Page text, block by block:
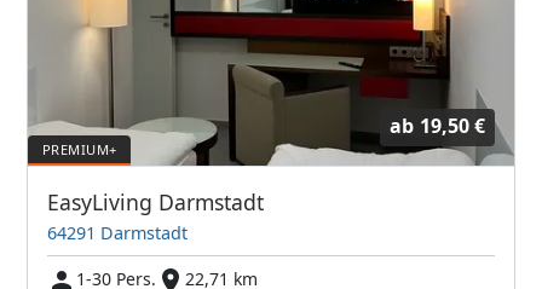
ab 19,50 €
EasyLiving Darmstadt
64291 Darmstadt
1-30 Pers.
22,71 km